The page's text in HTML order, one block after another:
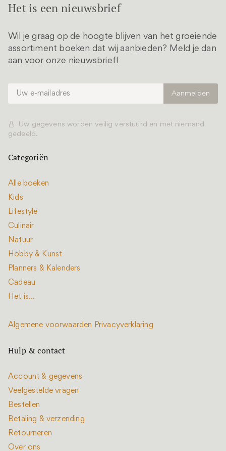
Het is een nieuwsbrief
Wil je graag op de hoogte blijven van het groeiende
assortiment boeken dat wij aanbieden? Meld je dan
aan voor onze nieuwsbrief!
Uw gegevens worden veilig verstuurd en met niemand
gedeeld.
Categoriën
Alle boeken
Kids
Lifestyle
Culinair
Natuur
Hobby & Kunst
Planners & Kalenders
Cadeau
Het is...
Algemene voorwaarden Privacyverklaring
Hulp & contact
Account & gegevens
Veelgestelde vragen
Bestellen
Betaling & verzending
Retourneren
Over ons